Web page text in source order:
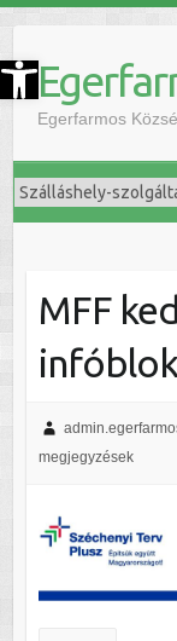
Eszköztár megnyitása
Egerfarmos
MFF
megjegyzések